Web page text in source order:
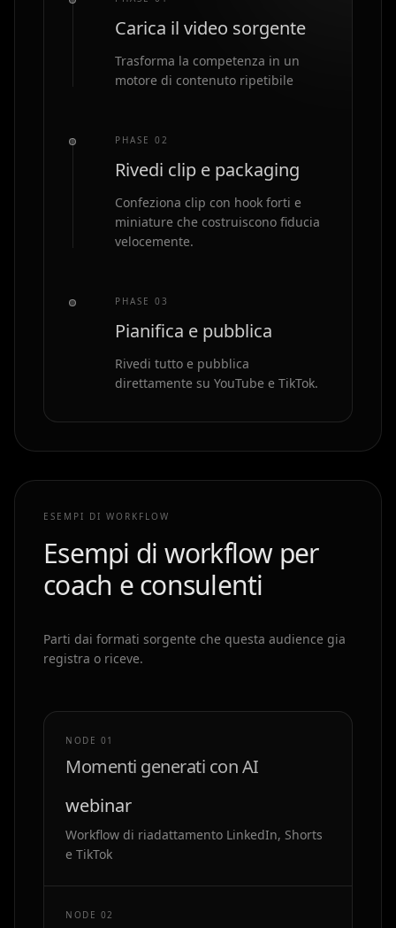
Carica il video sorgente
Trasforma la competenza in un
motore di contenuto ripetibile
PHASE 0 2
Rivedi clip e packaging
Confeziona clip con hook forti e
miniature che costruiscono fiducia
velocemente.
PHASE 0 3
Pianifica e pubblica
Rivedi tutto e pubblica
direttamente su YouTube e TikTok.
ESEMPI DI WORKFLOW
Esempi di workflow per
coach e consulenti
Parti dai formati sorgente che questa audience gia
registra o riceve.
NODE 0 1
Momenti generati con AI
webinar
Workflow di riadattamento LinkedIn, Shorts
e TikTok
NODE 02